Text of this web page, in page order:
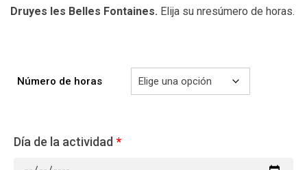
Druyes les Belles Fontaines. Elija su nresúmero de horas.
Número de horas
Día de la actividad *